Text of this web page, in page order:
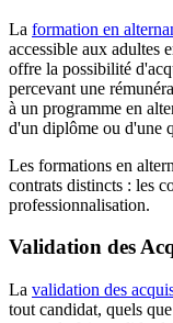
La formation en
accessible aux adultes
offre la possibilité
percevant une
à un programme en
d'un diplôme ou d'une
Les formations en
contrats distincts : les
professionnalisation.
Validation des
La validation des
tout candidat, quels